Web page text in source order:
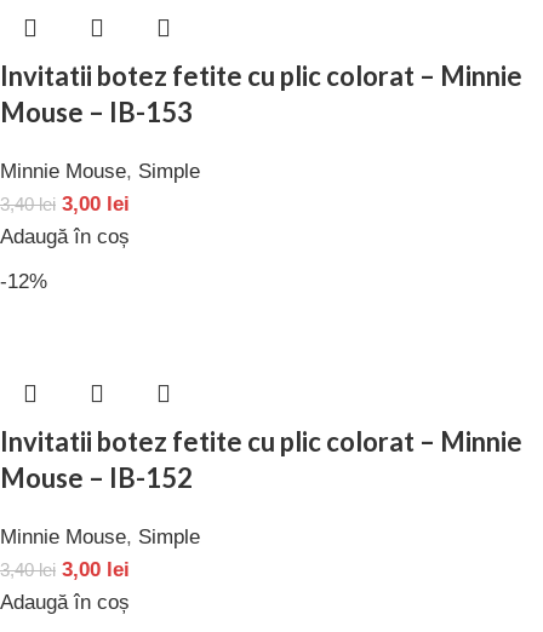
Invitatii botez fetite cu plic colorat – Minnie
Mouse – IB-153
Minnie Mouse, Simple
3,40lei 3,00 lei
Adaugă în coș
-12%
Invitatii botez fetite cu plic colorat – Minnie
Mouse – IB-152
Minnie Mouse, Simple
3,40lei 3,00 lei
Adaugă în coș